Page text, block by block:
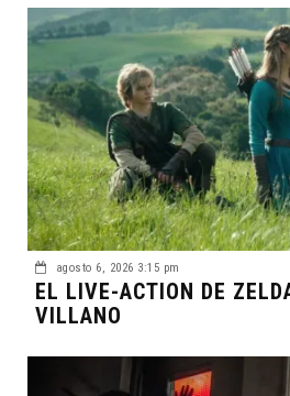
agosto 6, 2026 3:15 pm
EL LIVE-ACTION DE
VILLANO